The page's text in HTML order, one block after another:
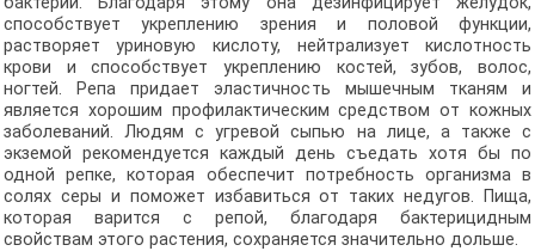
способствует укреплению зрения и половой функции,
растворяет уриновую кислоту, нейтрализует кислотность
крови и способствует укреплению костей, зубов, волос,
ногтей. Репа придает эластичность мышечным тканям и
является хорошим профилактическим средством от кожных
заболеваний. Людям с угревой сыпью на лице, а также с
экземой рекомендуется каждый день съедать хотя бы по
одной репке, которая обеспечит потребность организма в
солях серы и поможет избавиться от таких недугов. Пища,
которая варится с репой, благодаря бактерицидным
свойствам этого растения, сохраняется значительно дольше.